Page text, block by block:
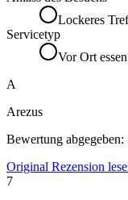
Lockeres
Servicetyp
Vor Ort essen
A
Arezus
Bewertung abgegeben:
Original Rezension
7